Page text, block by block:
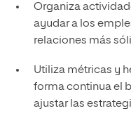
Organiza
ayudar a los
relaciones más
Utiliza métricas y
forma continua el
ajustar las